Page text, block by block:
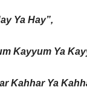
Ya Hay”,
Kayyum Ya
Kahhar Ya